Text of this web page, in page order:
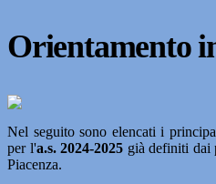
Orientamento
Nel seguito sono elencati i
per l'a.s. 2024-2025 già definiti dai
Piacenza.